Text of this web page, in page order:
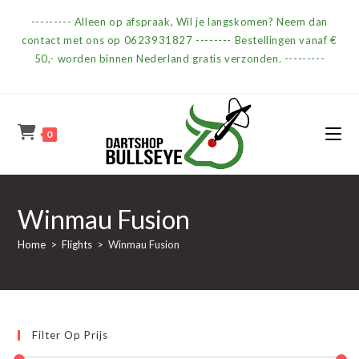
--------- Alleen op afspraak, Wil je langskomen? Neem dan
contact met ons op 0623931827 -------- Bestellingen vanaf €
50,- worden binnen Nederland gratis verzonden. ---------
0
Winmau Fusion
Home > Flights > Winmau Fusion
Filter Op Prijs